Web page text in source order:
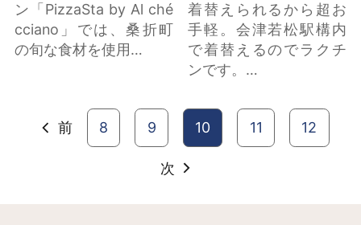
ン「PizzaSta by Al ché
cciano」では、桑折町
の旬な食材を使用…
着替えられるから超お
手軽。会津若松駅構内
で着替えるのでラクチ
ンです。…
前 8 9 10 11 12
次